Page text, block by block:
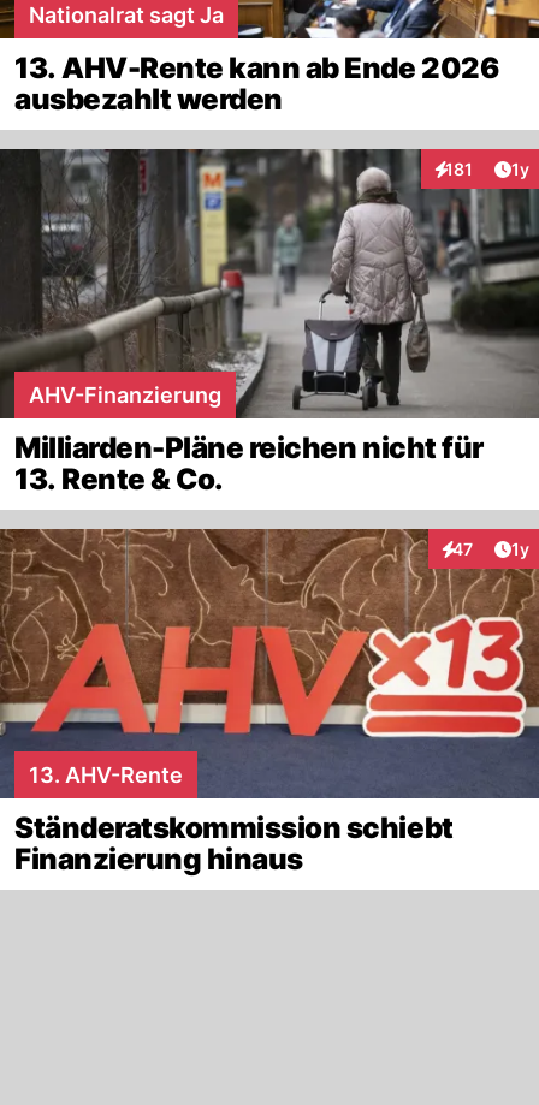
Nationalrat sagt Ja
13. AHV-Rente kann ab Ende 2026
ausbezahlt werden
181
Interaktionen
1y
AHV-Finanzierung
Milliarden-Pläne reichen nicht für
13. Rente & Co.
47 1y
13. AHV-Rente
Ständeratskommission schiebt
Finanzierung hinaus